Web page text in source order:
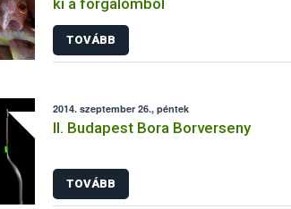
ki a forgalomból
TOVÁBB
2014. szeptember 26., péntek
II. Budapest Bora Borverseny
TOVÁBB